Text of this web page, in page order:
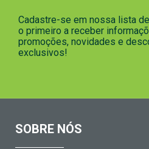
Cadastre-se em nossa lista
o primeiro a receber
promoções, novidades e
exclusivos!
SOBRE NÓS